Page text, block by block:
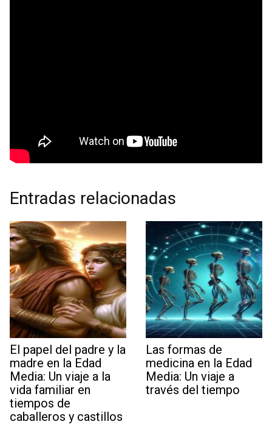
Entradas relacionadas
El papel del padre y la
madre en la Edad
Media: Un viaje a la
vida familiar en
tiempos de
caballeros y castillos
Las formas de
medicina en la Edad
Media: Un viaje a
través del tiempo